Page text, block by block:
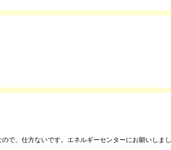
で、仕方ないです。エネルギーセンターにお願いしまし